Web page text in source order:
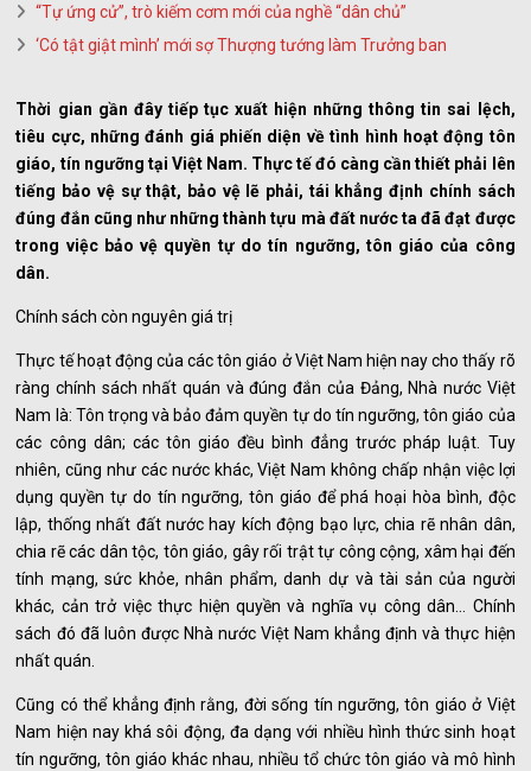
“Tự ứng cử”, trò kiếm cơm mới của nghề “dân chủ”
‘Có tật giật mình’ mới sợ Thượng tướng làm Trưởng ban
Thời gian gần đây tiếp tục xuất hiện những thông tin sai lệch,
tiêu cực, những đánh giá phiến diện về tình hình hoạt động tôn
giáo, tín ngưỡng tại Việt Nam. Thực tế đó càng cần thiết phải lên
tiếng bảo vệ sự thật, bảo vệ lẽ phải, tái khẳng định chính sách
đúng đắn cũng như những thành tựu mà đất nước ta đã đạt được
trong việc bảo vệ quyền tự do tín ngưỡng, tôn giáo của công
dân.
Chính sách còn nguyên giá trị
Thực tế hoạt động của các tôn giáo ở Việt Nam hiện nay cho thấy rõ
ràng chính sách nhất quán và đúng đắn của Đảng, Nhà nước Việt
Nam là: Tôn trọng và bảo đảm quyền tự do tín ngưỡng, tôn giáo của
các công dân; các tôn giáo đều bình đẳng trước pháp luật. Tuy
nhiên, cũng như các nước khác, Việt Nam không chấp nhận việc lợi
dụng quyền tự do tín ngưỡng, tôn giáo để phá hoại hòa bình, độc
lập, thống nhất đất nước hay kích động bạo lực, chia rẽ nhân dân,
chia rẽ các dân tộc, tôn giáo, gây rối trật tự công cộng, xâm hại đến
tính mạng, sức khỏe, nhân phẩm, danh dự và tài sản của người
khác, cản trở việc thực hiện quyền và nghĩa vụ công dân… Chính
sách đó đã luôn được Nhà nước Việt Nam khẳng định và thực hiện
nhất quán.
Cũng có thể khẳng định rằng, đời sống tín ngưỡng, tôn giáo ở Việt
Nam hiện nay khá sôi động, đa dạng với nhiều hình thức sinh hoạt
tín ngưỡng, tôn giáo khác nhau, nhiều tổ chức tôn giáo và mô hình